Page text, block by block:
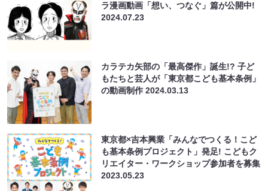
ラ漫画動画「想い、つなぐ」篇が公開中!
2024.07.23
カラテカ矢部の「最高傑作」誕生!? 子ど
もたちと芸人が「東京都こども基本条例」
の動画制作2024.03.13
東京都×吉本興業「みんなでつくる！こど
も基本条例プロジェクト」発足! こどもク
リエイター・ワークショップ参加者を募集
2023.05.23